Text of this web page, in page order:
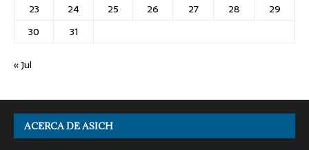
23
24 25 26 27 28
29
30
31
« Jul
ACERCA DE ASICH